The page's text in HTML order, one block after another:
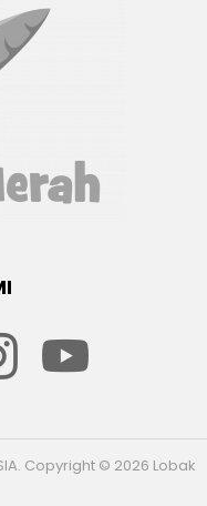
Copyright © 2026 Lobak